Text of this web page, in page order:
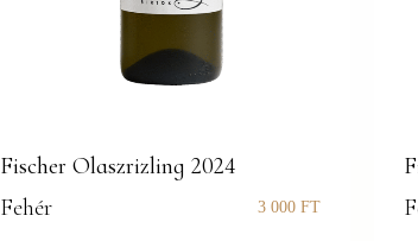
Fischer Olaszrizling 2024
Fehér
3 000 FT